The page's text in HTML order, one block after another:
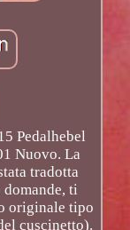
Pedalhebel
Nuovo. La
tradotta
domande, ti
originale tipo
cuscinetto).